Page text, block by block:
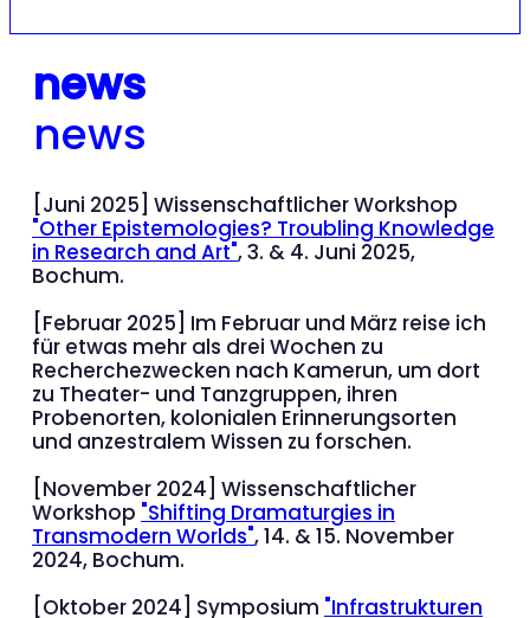
news
news
[Juni 2025] Wissenschaftlicher Workshop
"Other Epistemologies? Troubling Knowledge
in Research and Art", 3. & 4. Juni 2025,
Bochum.
[Februar 2025] Im Februar und März reise ich
für etwas mehr als drei Wochen zu
Recherchezwecken nach Kamerun, um dort
zu Theater- und Tanzgruppen, ihren
Probenorten, kolonialen Erinnerungsorten
und anzestralem Wissen zu forschen.
[November 2024] Wissenschaftlicher
Workshop "Shifting Dramaturgies in
Transmodern Worlds", 14. & 15. November
2024, Bochum.
[Oktober 2024] Symposium "Infrastrukturen